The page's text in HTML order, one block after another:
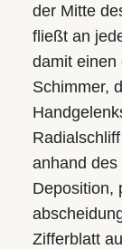
der Mitte
fließt an
damit einen
Schimmer,
anhand des
Deposition,
Zifferblatt